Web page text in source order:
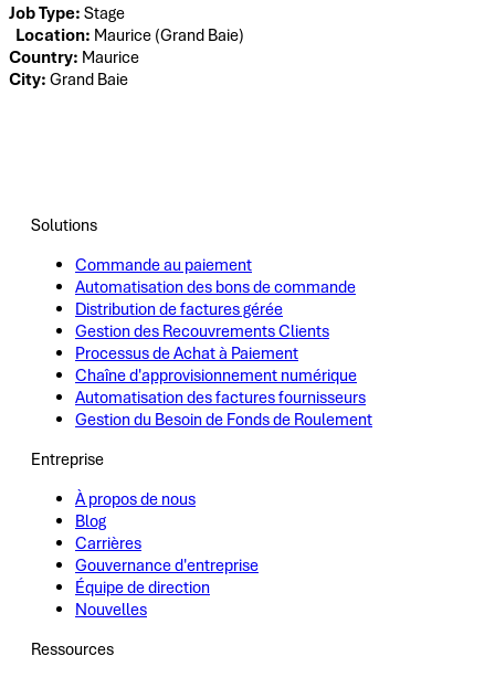
Job Type: Stage
Location: Maurice (Grand Baie)
Country: Maurice
City: Grand Baie
Solutions
Commande au paiement
Automatisation des bons de commande
Distribution de factures gérée
Gestion des Recouvrements Clients
Processus de Achat à Paiement
Chaîne d'approvisionnement numérique
Automatisation des factures fournisseurs
Gestion du Besoin de Fonds de Roulement
Entreprise
À propos de nous
Blog
Carrières
Gouvernance d'entreprise
Équipe de direction
Nouvelles
Ressources